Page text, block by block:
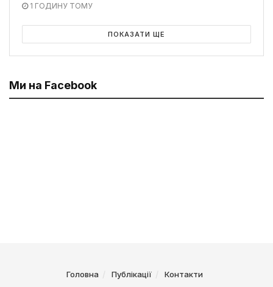
1 ГОДИНУ ТОМУ
ПОКАЗАТИ ЩЕ
Ми на Facebook
Головна Публікації Контакти